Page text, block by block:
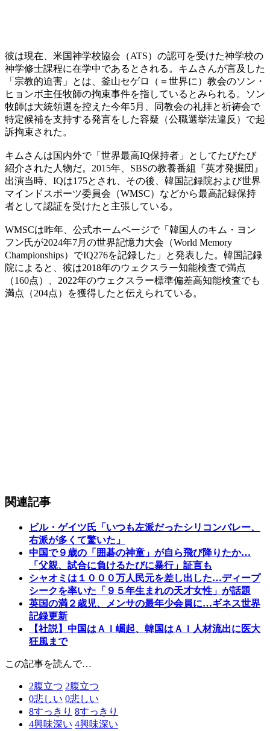
彼は現在、米国神学校協会（ATS）の認可を受けた神学校の
神学修士課程に在学中であるとされる。キムさんが言及した
「宗教的迫害」とは、釜山セゲロ（＝世界に）教会のソン・
ヒョンボ主任牧師の拘束事件を指しているとみられる。ソン
牧師は大統領選を控えた今年5月、同教会の礼拝と祈祷会で
特定候補を支持する発言をした容疑（公職選挙法違反）で起
訴拘束された。
キムさんは国内外で「世界最高IQ保持者」としてたびたび
紹介された人物だ。2015年、SBSの教養番組『英才発掘団』
出演当時、IQは175とされ、その後、韓国記録院および世界
マインドスポーツ委員会（WMSC）などから最高記録保持
者として認証を受けたと主張している。
WMSCは昨年、公式ホームページで「韓国人のキム・ヨン
フン氏が2024年7月の世界記憶力大会（World Memory
Championships）でIQ276を記録した」と発表した。韓国記録
院によると、彼は2018年のウェクスラー知能検査で満点
（160点）、2022年のウェクスラー標準偏差高知能検査でも
満点（204点）を獲得したと伝えられている。
関連記事
ビル・ゲイツ氏「いつも左派だったシリコンバレー、
右派が多くて驚いた」
中国で９歳の「囲碁の神童」が自ら飛び降りたか…
「父親、試合に負けるたびに暴行」証言も
シャオミは１０００万人民元を差し出した…ディープ
シークを率いた「９５年生まれの天才女性」が話題
英国の満２歳児、メンサの最年少会員に…ギネス世界
記録更新
【社説】中国はＡＩ崛起、韓国はＡＩ人材流出に医大
狂風まで
この記事を読んで…
2腹立つ 2腹立つ
0悲しい 0悲しい
8すっきり 8すっきり
4興味深い 4興味深い